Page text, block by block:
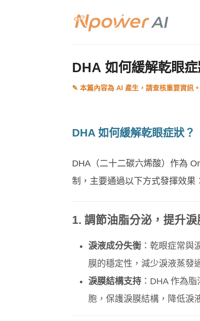
DHA 如何緩解乾眼症
DHA 如何緩解乾眼症狀？
DHA（二十二碳六烯酸）作為
制，主要通過以下方式發揮效果
1. 調節油脂分泌，提升
淚液成分失衡 ：乾眼症常與
膜的穩定性，減少淚液蒸發
淚膜結構支持 ：DHA 作為
胞，保護淚膜結構，降低淚